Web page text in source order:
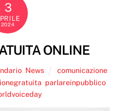
3
2024
ONLINE
News comunicazione,
parlareinpubblico